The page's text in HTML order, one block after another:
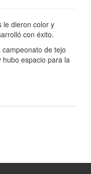
le dieron color y
con éxito.
de tejo
espacio para la